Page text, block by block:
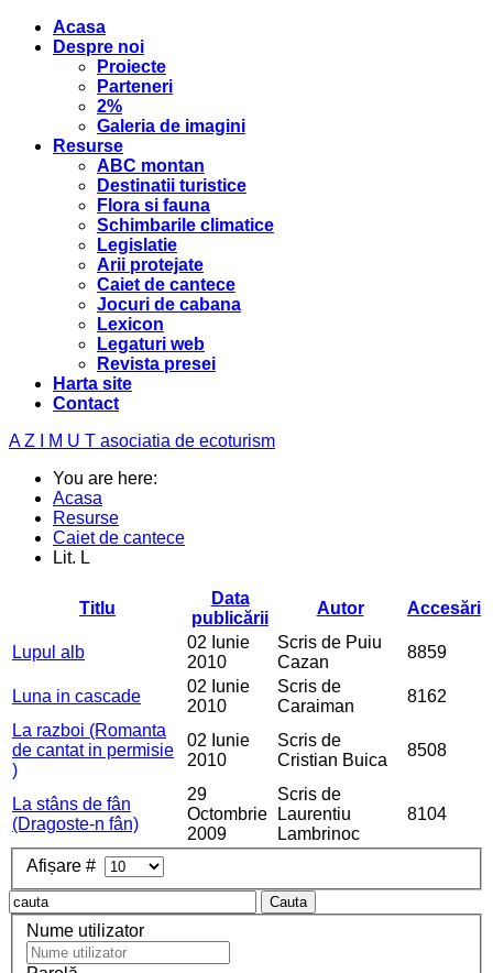
Acasa
Despre noi
Proiecte
Parteneri
2%
Galeria de imagini
Resurse
ABC montan
Destinatii turistice
Flora si fauna
Schimbarile climatice
Legislatie
Arii protejate
Caiet de cantece
Jocuri de cabana
Lexicon
Legaturi web
Revista presei
Harta site
Contact
A Z I M U T asociatia de ecoturism
You are here:
Acasa
Resurse
Caiet de cantece
Lit. L
Titlu
Data
publicării
Autor Accesări
Lupul alb
02 Iunie
2010
Scris de Puiu
Cazan
8859
Luna in cascade
02 Iunie
2010
Scris de
Caraiman
8162
La razboi (Romanta
de cantat in permisie
)
02 Iunie
2010
Scris de
Cristian Buica
8508
La stâns de fân
(Dragoste-n fân)
29
Octombrie
2009
Scris de
Laurentiu
Lambrinoc
8104
Afișare #
Cauta
Nume utilizator